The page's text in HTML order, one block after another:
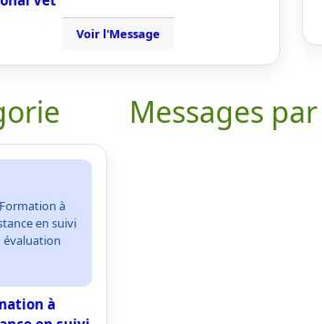
Voir l'Message
Formation à
en suivi
évaluation
à
Messages